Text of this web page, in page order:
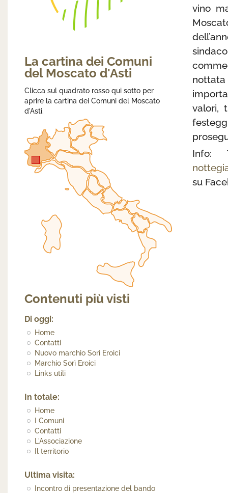
La cartina dei Comuni
del Moscato d'Asti
Clicca sul quadrato rosso qui sotto per
aprire la cartina dei Comuni del Moscato
d'Asti.
Contenuti più visti
Di oggi:
Home
Contatti
Nuovo marchio Sorì Eroici
Marchio Sorì Eroici
Links utili
In totale:
Home
I Comuni
Contatti
L'Associazione
Il territorio
Ultima visita:
Incontro di presentazione del bando
vino
valori,
Info:
su